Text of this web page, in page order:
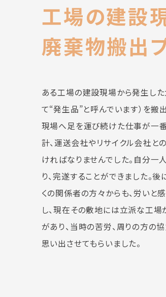
工場の建設
廃棄物搬出
ある工場の建設現場から発生し
て“発生品”と呼んでいます）を搬
現場へ足を運び続けた仕事が一
計、運送会社やリサイクル会社と
ければなりませんでした。自分
り、完遂することができました。
くの関係者の方々からも、労いと
し、現在その敷地には立派な工場
があり、当時の苦労、周りの方の
思い出させてもらいました。